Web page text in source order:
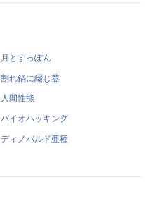
月とすっぽん
割れ鍋に綴じ蓋
人間性能
バイオハッキング
ディノバルド亜種